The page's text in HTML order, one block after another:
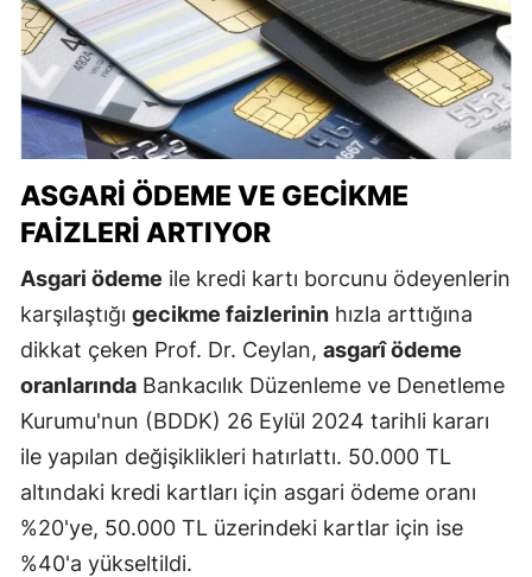
ASGARI ÖDEME VE GECIKME
FAIZLERI ARTIYOR
Asgari ödeme ile kredi kartı borcunu ödeyenlerin
karşılaştığı gecikme faizlerinin hızla arttığına
dikkat çeken Prof. Dr. Ceylan, asgarî ödeme
oranlarında Bankacılık Düzenleme ve Denetleme
Kurumu'nun (BDDK) 26 Eylül 2024 tarihli kararı
ile yapılan değişiklikleri hatırlattı. 50.000 TL
altındaki kredi kartları için asgari ödeme oranı
%20'ye, 50.000 TL üzerindeki kartlar için ise
%40'a yükseltildi.